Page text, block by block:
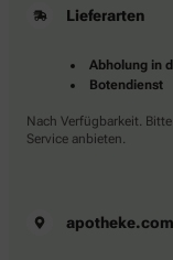
Lieferarten
Abholung in
Botendienst
Nach Verfügbarkeit.
Service anbieten.